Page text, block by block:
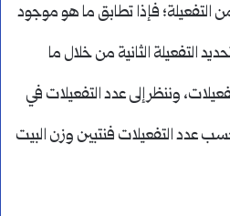
من التفعيلة؛ فإذا تطابق ما هو موجود
التفعيلة الثانية من خلال ما
وننظر إلى عدد التفعيلات في
عدد التفعيلات فنتبين وزن البيت